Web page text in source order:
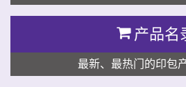
产品名
最新、最热门的印包